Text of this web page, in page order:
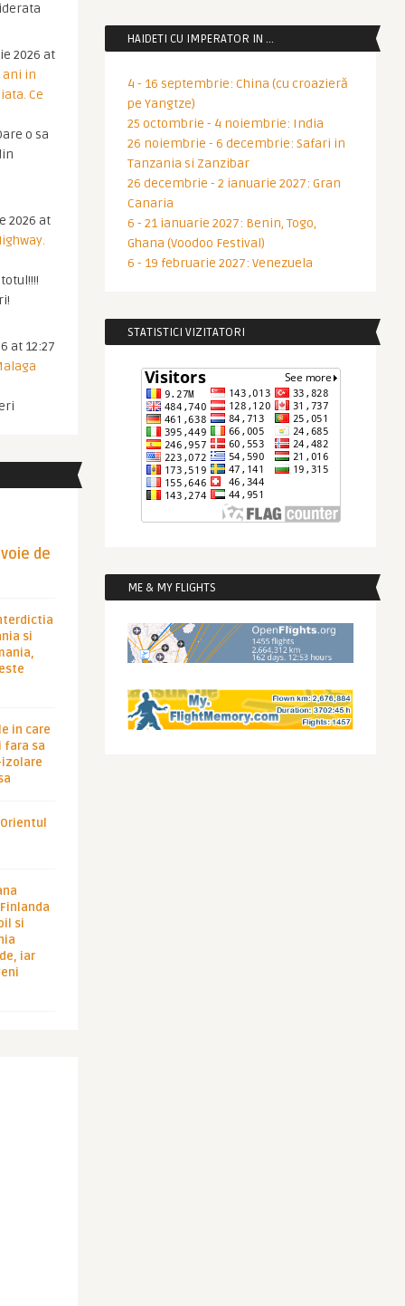
2026 at
ani in
Ce
o sa
2026 at
at 12:27
de
si
in care
fara sa
si
iar
HAIDETI CU IMPERATOR IN …
4 - 16 septembrie: China (cu croazieră
pe Yangtze)
25 octombrie - 4 noiembrie: India
26 noiembrie - 6 decembrie: Safari in
Tanzania si Zanzibar
26 decembrie - 2 ianuarie 2027: Gran
Canaria
6 - 21 ianuarie 2027: Benin, Togo,
Ghana (Voodoo Festival)
6 - 19 februarie 2027: Venezuela
STATISTICI VIZITATORI
ME & MY FLIGHTS